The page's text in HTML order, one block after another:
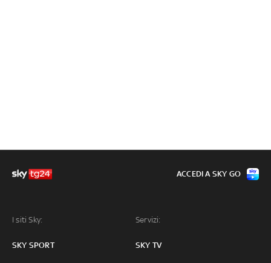
I siti Sky:
SKY SPORT
Servizi:
SKY TV
ACCEDI A SKY GO